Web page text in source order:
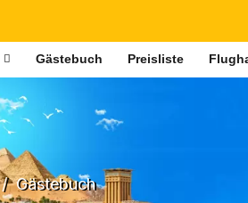
Gästebuch Preisliste
Gästebuch